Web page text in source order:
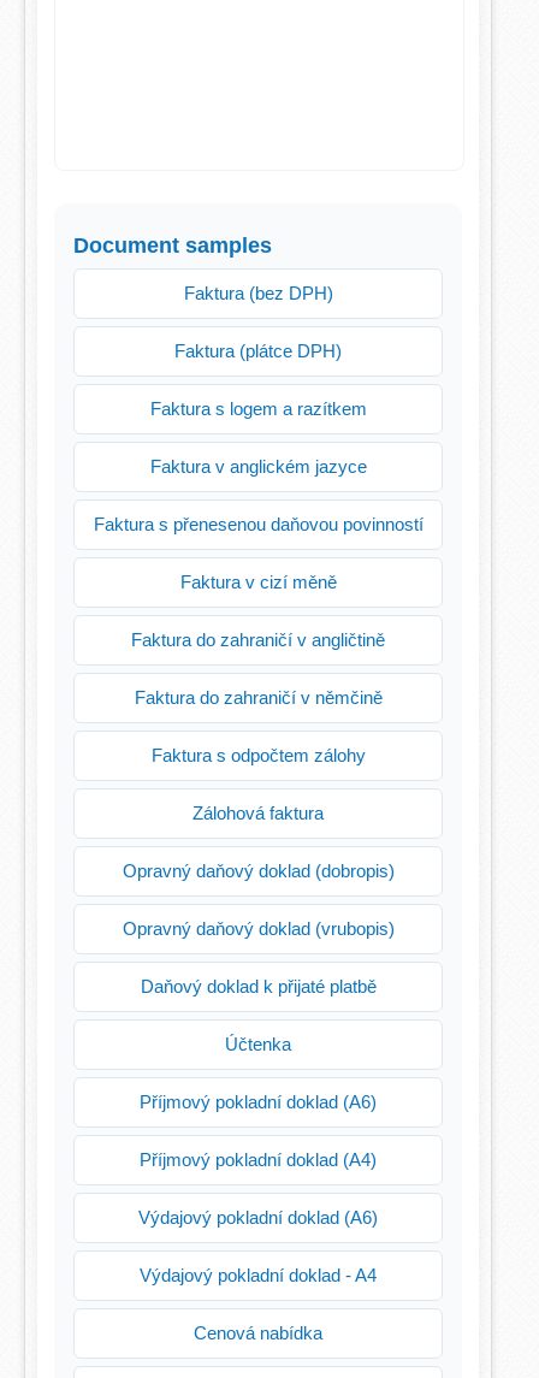
Document samples
Faktura (bez DPH)
Faktura (plátce DPH)
Faktura s logem a razítkem
Faktura v anglickém jazyce
Faktura s přenesenou daňovou povinností
Faktura v cizí měně
Faktura do zahraničí v angličtině
Faktura do zahraničí v němčině
Faktura s odpočtem zálohy
Zálohová faktura
Opravný daňový doklad (dobropis)
Opravný daňový doklad (vrubopis)
Daňový doklad k přijaté platbě
Účtenka
Příjmový pokladní doklad (A6)
Příjmový pokladní doklad (A4)
Výdajový pokladní doklad (A6)
Výdajový pokladní doklad - A4
Cenová nabídka